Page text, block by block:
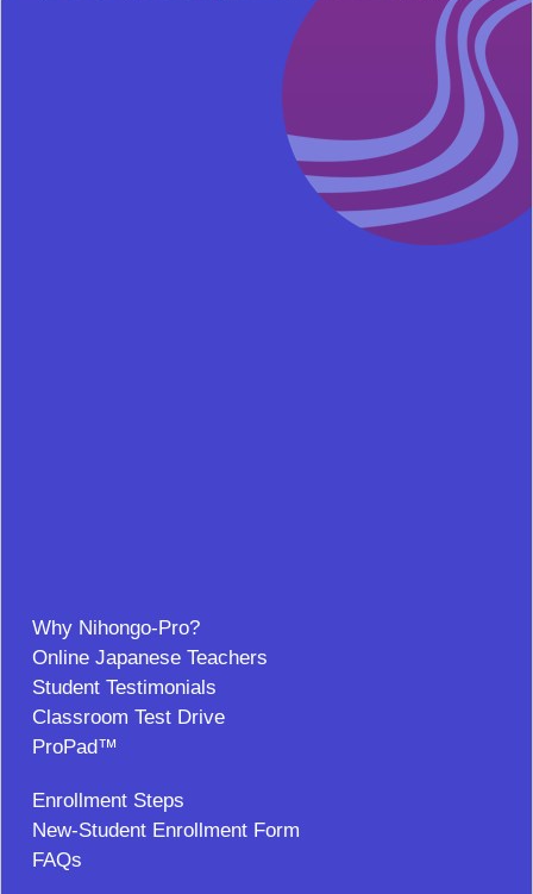
Why Nihongo-Pro?
Online Japanese Teachers
Student Testimonials
Classroom Test Drive
ProPad™
Enrollment Steps
New-Student Enrollment Form
FAQs